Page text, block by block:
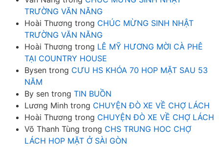
TRƯỜNG VĂN NĂNG
Hoài Thương trong CHÚC MỪNG SINH NHẬT
TRƯỜNG VĂN NĂNG
Hoài Thương trong LÊ MỸ HƯƠNG MỜI CÀ PHÊ
TẠI COUNTRY HOUSE
Bysen trong CƯU HS KHÓA 70 HOP MẶT SAU 53
NĂM
By sen trong TIN BUỒN
Lương Minh trong CHUYỆN ĐÒ XE VỀ CHỢ LÁCH
Hoài Thương trong CHUYỆN ĐÒ XE VỀ CHỢ LÁCH
Võ Thanh Tùng trong CHS TRUNG HOC CHỢ
LÁCH HOP MẶT Ở SÀI GÒN